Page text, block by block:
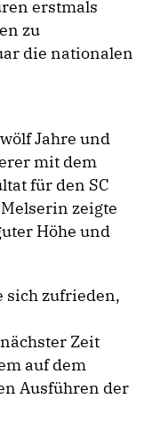
erstmals
zu
die nationalen
Jahre und
mit dem
für den SC
zeigte
Höhe und
sich zufrieden,
Zeit
auf dem
Ausführen der